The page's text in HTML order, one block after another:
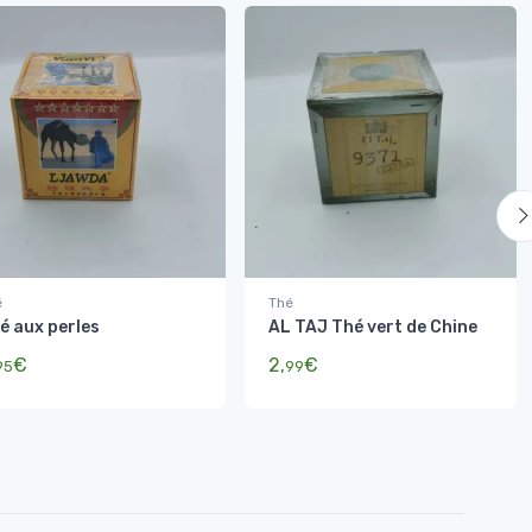
aux perles
€
Thé
AL TAJ Thé vert de Chine
2,99€